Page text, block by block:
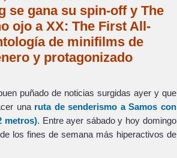
se gana su spin-off y The
ojo a XX: The First All-
de minifilms de
y protagonizado
puñado de noticias surgidas ayer y que
una ruta de senderismo a Samos con
metros). Entre ayer sábado y hoy domingo
los fines de semana más hiperactivos de